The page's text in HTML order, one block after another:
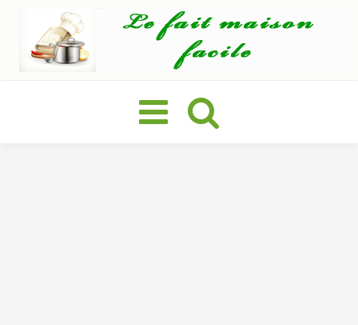
Basculer
la
navigation